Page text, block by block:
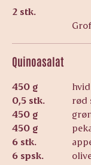
2 stk.
Quinoasalat
450 g
0,5 stk.
rød
450 g
450 g
6 stk.
6 spsk.